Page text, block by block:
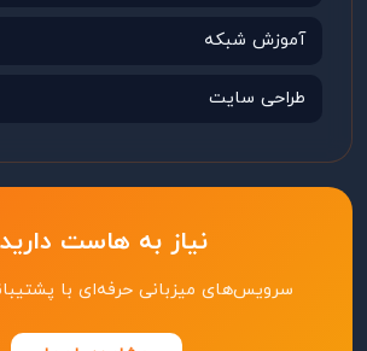
آموزش شبکه
طراحی سایت
نیاز به هاست
سرویس‌های میزبانی حرفه‌ای با پشتیبانی ۲۴